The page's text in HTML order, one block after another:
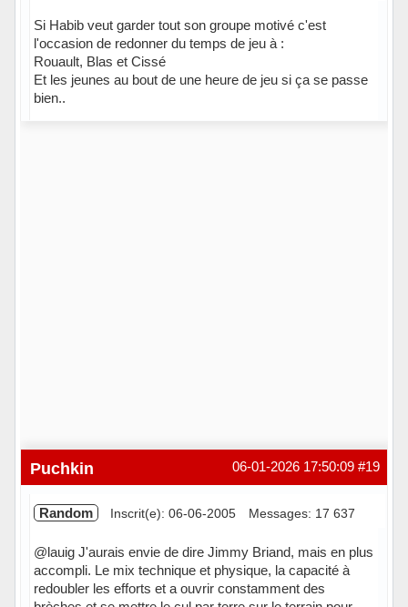
Si Habib veut garder tout son groupe motivé c'est
l'occasion de redonner du temps de jeu à :
Rouault, Blas et Cissé
Et les jeunes au bout de une heure de jeu si ça se passe
bien..
#19
06-01-2026 17:50:09
Puchkin
Random Inscrit(e): 06-06-2005 Messages: 17 637
@lauig J'aurais envie de dire Jimmy Briand, mais en plus
accompli. Le mix technique et physique, la capacité à
redoubler les efforts et a ouvrir constamment des